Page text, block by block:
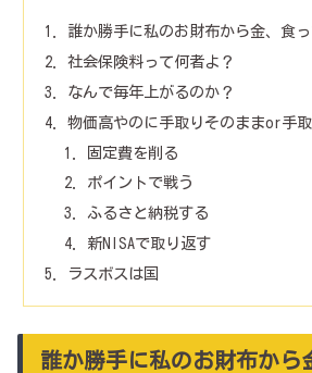
誰か勝手に私のお財布から金、食っ
社会保険料って何者よ？
なんで毎年上がるのか？
物価高やのに手取りそのままor手
固定費を削る
ポイントで戦う
ふるさと納税する
新NISAで取り返す
ラスボスは国
誰か勝手に私のお財布から